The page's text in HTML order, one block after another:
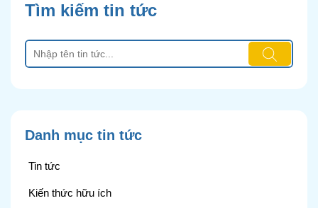
Tìm kiếm tin tức
Danh mục tin tức
Tin tức
Kiến thức hữu ích